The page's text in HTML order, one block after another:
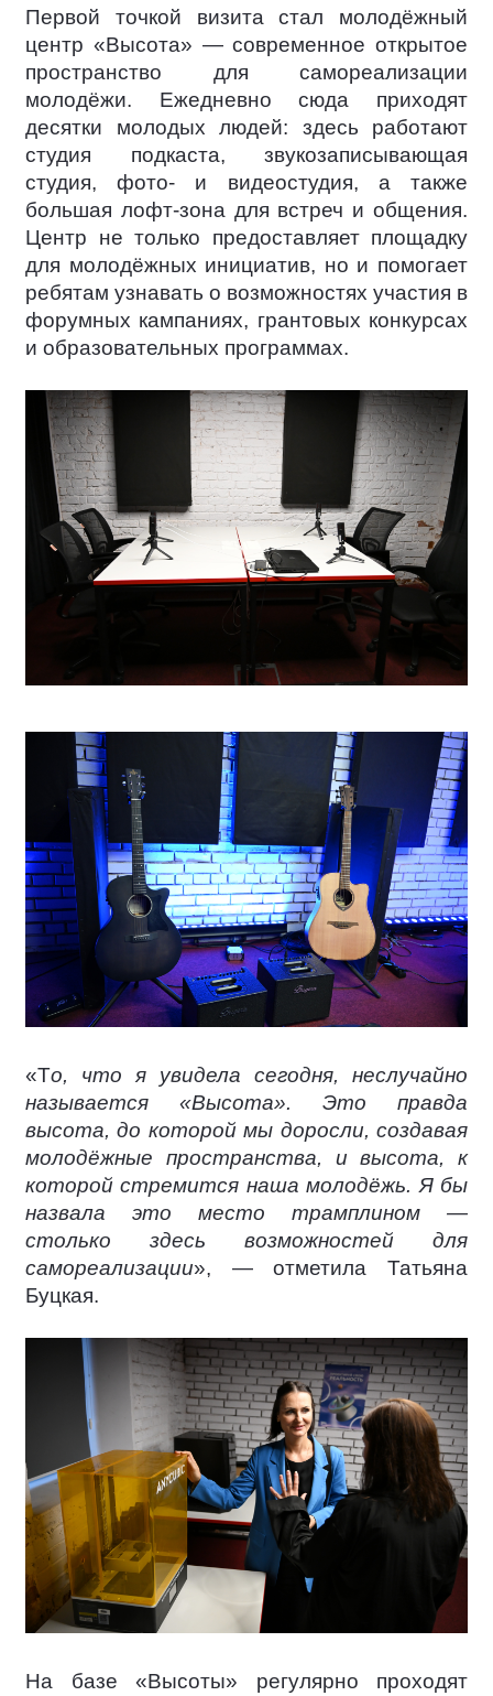
Первой точкой визита стал молодёжный
центр «Высота» — современное открытое
пространство для самореализации
молодёжи. Ежедневно сюда приходят
десятки молодых людей: здесь работают
студия подкаста, звукозаписывающая
студия, фото- и видеостудия, а также
большая лофт-зона для встреч и общения.
Центр не только предоставляет площадку
для молодёжных инициатив, но и помогает
ребятам узнавать о возможностях участия в
форумных кампаниях, грантовых конкурсах
и образовательных программах.
«То, что я увидела сегодня, неслучайно
называется «Высота». Это правда
высота, до которой мы доросли, создавая
молодёжные пространства, и высота, к
которой стремится наша молодёжь. Я бы
назвала это место трамплином —
столько здесь возможностей для
самореализации», — отметила Татьяна
Буцкая.
На базе «Высоты» регулярно проходят